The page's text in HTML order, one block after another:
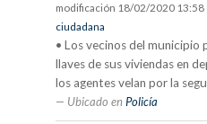
modificación 18/02/2020 13:58
ciudadana
• Los vecinos del municipio
llaves de sus viviendas en
los agentes velan por la
Ubicado en Policía